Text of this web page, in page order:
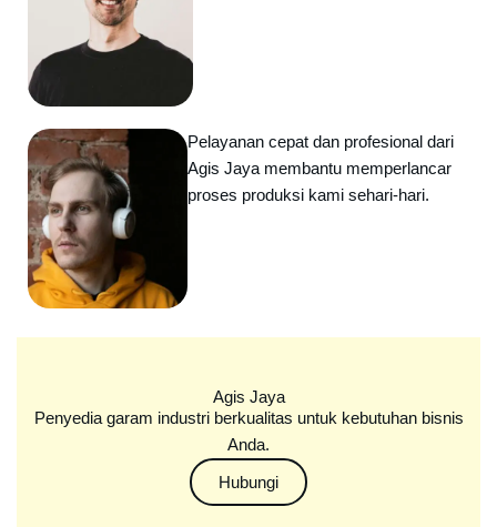
Pelayanan cepat dan profesional dari
Agis Jaya membantu memperlancar
proses produksi kami sehari-hari.
Agis Jaya
Penyedia garam industri berkualitas untuk kebutuhan bisnis
Anda.
Hubungi